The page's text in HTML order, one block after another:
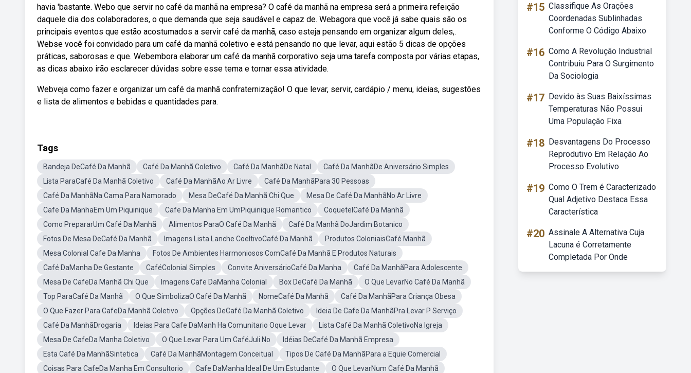
havia 'bastante. Webo que servir no café da manhã na empresa? O café da manhã na empresa será a primeira refeição
daquele dia dos colaboradores, o que demanda que seja saudável e capaz de. Webagora que você já sabe quais são os
principais eventos que estão acostumados a servir café da manhã, caso esteja pensando em organizar algum deles,.
Webse você foi convidado para um café da manhã coletivo e está pensando no que levar, aqui estão 5 dicas de opções
práticas, saborosas e que. Webembora elaborar um café da manhã corporativo seja uma tarefa composta por várias etapas,
as dicas abaixo irão esclarecer dúvidas sobre esse tema e tornar essa atividade.
Webveja como fazer e organizar um café da manhã confraternização! O que levar, servir, cardápio / menu, ideias, sugestões
e lista de alimentos e bebidas e quantidades para.
Tags
Bandeja DeCafé Da Manhã Café Da Manhã Coletivo Café Da ManhãDe Natal
Café Da ManhãDe Aniversário Simples
Lista ParaCafé Da Manhã Coletivo
Café Da ManhãAo Ar Livre
Café Da ManhãPara 30 Pessoas
Café Da ManhãNa Cama Para Namorado
Mesa DeCafé Da Manhã Chi Que
Mesa De Café Da ManhãNo Ar Livre
Cafe Da ManhaEm Um Piquinique
Cafe Da Manha Em UmPiquinique Romantico
CoquetelCafé Da Manhã
Como PrepararUm Café Da Manhã
Alimentos ParaO Café Da Manhã
Café Da Manhã DoJardim Botanico
Fotos De Mesa DeCafé Da Manhã
Imagens Lista Lanche CoeltivoCafé Da Manhã
Produtos ColoniaisCafé Manhã
Mesa Colonial Cafe Da Manha
Fotos De Ambientes Harmoniosos ComCafé Da Manhã E Produtos Naturais
Café DaManha De Gestante
CaféColonial Simples Convite AniversárioCafé Da Manha
Café Da ManhãPara Adolescente
Mesa De CafeDa Manhã Chi Que
Imagens Cafe DaManha Colonial Box DeCafé Da Manhã
O Que LevarNo Café Da Manhã
Top ParaCafé Da Manhã
O Que SimbolizaO Café Da Manhã NomeCafé Da Manhã
Café Da ManhãPara Criança Obesa
O Que Fazer Para CafeDa Manhã Coletivo
Opções DeCafé Da Manhã Coletivo
Ideia De Cafe Da ManhãPra Levar P Serviço
Café Da ManhãDrogaria
Ideias Para Cafe DaManh Ha Comunitario Oque Levar
Lista Café Da Manhã ColetivoNa Igreja
Mesa De CafeDa Manha Coletivo
O Que Levar Para Um CaféJuli No
Idéias DeCafé Da Manhã Empresa
Esta Café Da ManhãSintetica
Café Da ManhãMontagem Conceitual
Tipos De Café Da ManhãPara a Equie Comercial
Coisas Para CafeDa Manha Em Consultorio
Cafe DaManha Ideal De Um Estudante
O Que LevarNum Café Da Manhã
#15 Classifique As Orações
Coordenadas Sublinhadas
Conforme O Código Abaixo
#16 Como A Revolução Industrial
Contribuiu Para O Surgimento
Da Sociologia
#17 Devido às Suas Baixíssimas
Temperaturas Não Possui
Uma População Fixa
#18 Desvantagens Do Processo
Reprodutivo Em Relação Ao
Processo Evolutivo
#19 Como O Trem é Caracterizado
Qual Adjetivo Destaca Essa
Característica
#20 Assinale A Alternativa Cuja
Lacuna é Corretamente
Completada Por Onde